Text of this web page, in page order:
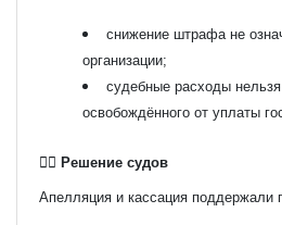
снижение штрафа не
организации;
судебные расходы нельзя
освобождённого от уплаты
🧑‍⚖️ Решение судов
Апелляция и кассация поддержали